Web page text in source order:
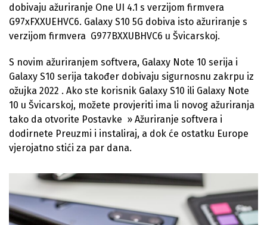
dobivaju ažuriranje One UI 4.1 s verzijom firmvera
G97xFXXUEHVC6. Galaxy S10 5G dobiva isto ažuriranje s
verzijom firmvera G977BXXUBHVC6 u Švicarskoj.
S novim ažuriranjem softvera, Galaxy Note 10 serija i
Galaxy S10 serija također dobivaju sigurnosnu zakrpu iz
ožujka 2022 . Ako ste korisnik Galaxy S10 ili Galaxy Note
10 u Švicarskoj, možete provjeriti ima li novog ažuriranja
tako da otvorite Postavke » Ažuriranje softvera i
dodirnete Preuzmi i instaliraj, a dok će ostatku Europe
vjerojatno stići za par dana.